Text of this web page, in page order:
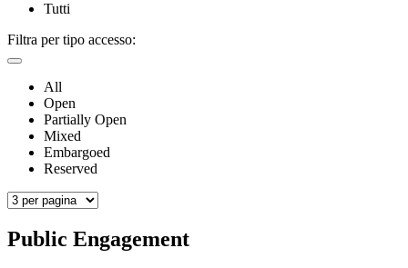
Tutti
Filtra per tipo accesso:
All
Open
Partially Open
Mixed
Embargoed
Reserved
Public Engagement